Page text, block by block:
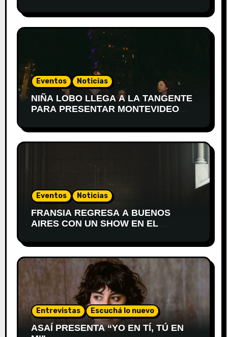
Eventos Noticias
NIÑA LOBO LLEGA A LA TANGENTE
PARA PRESENTAR MONTEVIDEO
Eventos Noticias
FRANSIA REGRESA A BUENOS
AIRES CON UN SHOW EN EL
Entrevistas Escuchá lo nuevo
ASAÍ PRESENTA “YO EN TÍ, TÚ EN